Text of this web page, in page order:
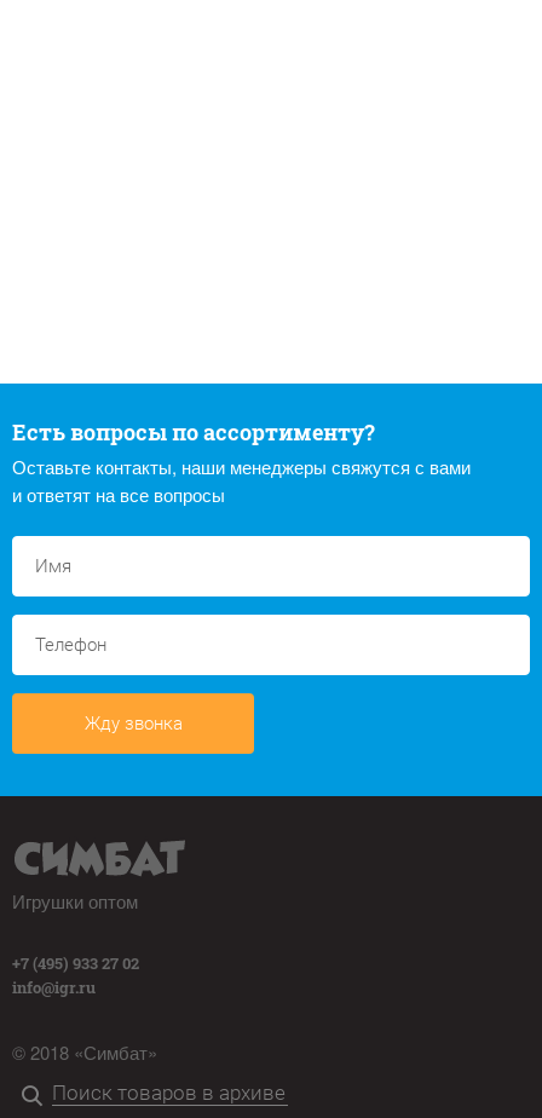
Есть вопросы по ассортименту?
Оставьте контакты, наши менеджеры свяжутся с вами
и ответят на все вопросы
Жду звонка
Игрушки оптом
+7 (495) 933 27 02
info@igr.ru
© 2018 «Симбат»